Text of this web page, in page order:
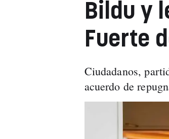
Bildu y
Fuerte
Ciudadanos,
acuerdo de